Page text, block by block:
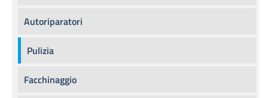
Autoriparatori
Pulizia
Facchinaggio